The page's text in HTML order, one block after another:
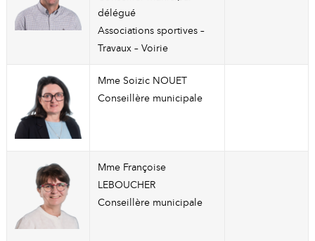
délégué
Associations sportives –
Travaux – Voirie
Mme Soizic NOUET
Conseillère municipale
Mme Françoise
LEBOUCHER
Conseillère municipale